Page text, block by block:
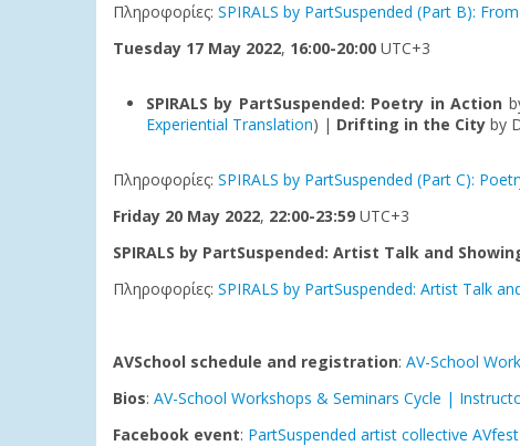
Πληροφορίες: SPIRALS by PartSuspended (Part B):
Tuesday 17 May 2022, 16:00-20:00 UTC+3
SPIRALS by PartSuspended: Poetry in Action
Experiential Translation) | Drifting in the City by
Πληροφορίες: SPIRALS by PartSuspended (Part C):
Friday 20 May 2022, 22:00-23:59 UTC+3
SPIRALS by PartSuspended: Artist Talk and
Πληροφορίες: SPIRALS by PartSuspended: Artist Talk
AVSchool schedule and registration: AV-School
Bios: AV-School Workshops & Seminars Cycle |
Facebook event: PartSuspended artist collective